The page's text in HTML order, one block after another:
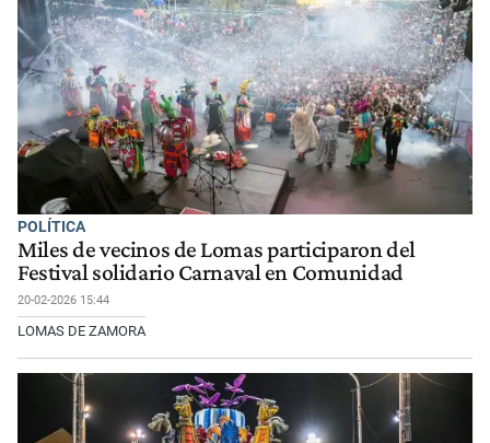
POLÍTICA
Miles de vecinos de Lomas participaron del
Festival solidario Carnaval en Comunidad
20-02-2026 15:44
LOMAS DE ZAMORA